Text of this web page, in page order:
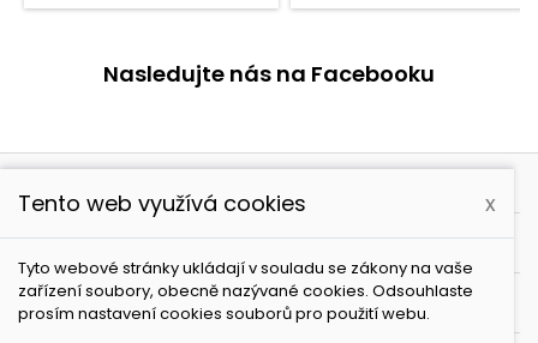
Nasledujte nás na Facebooku
NAŠE SPOLEČNOST 
VÁŠ ÚČET
Tento web využívá cookies x
Tyto webové stránky ukládají v souladu se zákony na vaše
zařízení soubory, obecně nazývané cookies. Odsouhlaste
prosím nastavení cookies souborů pro použití webu.